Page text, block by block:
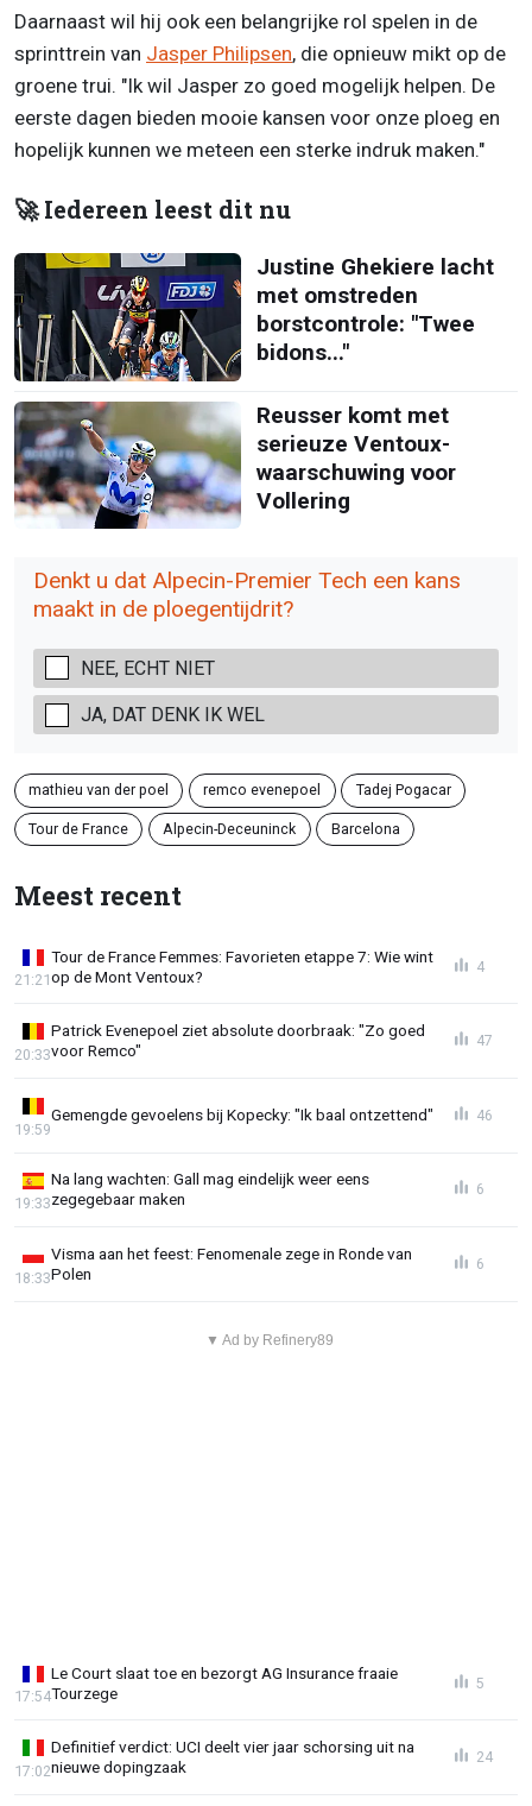
Daarnaast wil hij ook een belangrijke rol spelen in de
sprinttrein van Jasper Philipsen, die opnieuw mikt op de
groene trui. "Ik wil Jasper zo goed mogelijk helpen. De
eerste dagen bieden mooie kansen voor onze ploeg en
hopelijk kunnen we meteen een sterke indruk maken."
🚀 Iedereen leest dit nu
Justine Ghekiere lacht
met omstreden
borstcontrole: "Twee
bidons..."
Reusser komt met
serieuze Ventoux-
waarschuwing voor
Vollering
Denkt u dat Alpecin-Premier Tech een kans
maakt in de ploegentijdrit?
NEE, ECHT NIET
JA, DAT DENK IK WEL
mathieu van der poel remco evenepoel Tadej Pogacar
Tour de France Alpecin-Deceuninck Barcelona
Meest recent
Tour de France Femmes: Favorieten etappe 7: Wie wint
op de Mont Ventoux?
21:21
4
Patrick Evenepoel ziet absolute doorbraak: "Zo goed
voor Remco"
20:33
47
Gemengde gevoelens bij Kopecky: "Ik baal ontzettend"
19:59
46
Na lang wachten: Gall mag eindelijk weer eens
zegegebaar maken
19:33
6
Visma aan het feest: Fenomenale zege in Ronde van
Polen
18:33
6
▼ Ad by Refinery89
Le Court slaat toe en bezorgt AG Insurance fraaie
Tourzege
17:54
5
Definitief verdict: UCI deelt vier jaar schorsing uit na
nieuwe dopingzaak
17:02
24